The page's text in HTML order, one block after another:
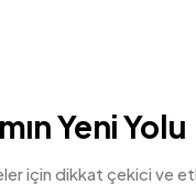
Yeni Yolu
için dikkat çekici ve